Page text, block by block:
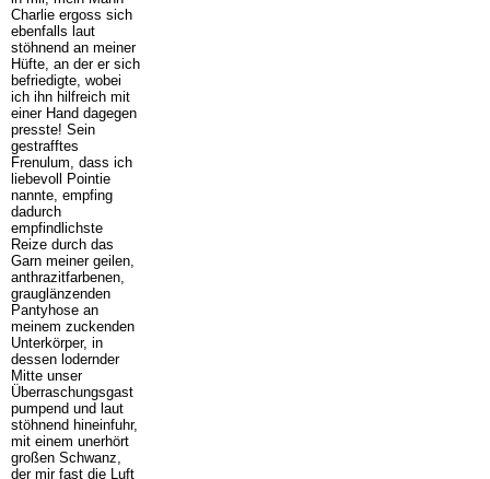
Charlie ergoss sich
ebenfalls laut
stöhnend an meiner
Hüfte, an der er sich
befriedigte, wobei
ich ihn hilfreich mit
einer Hand dagegen
presste! Sein
gestrafftes
Frenulum, dass ich
liebevoll Pointie
nannte, empfing
dadurch
empfindlichste
Reize durch das
Garn meiner geilen,
anthrazitfarbenen,
grauglänzenden
Pantyhose an
meinem zuckenden
Unterkörper, in
dessen lodernder
Mitte unser
Überraschungsgast
pumpend und laut
stöhnend hineinfuhr,
mit einem unerhört
großen Schwanz,
der mir fast die Luft